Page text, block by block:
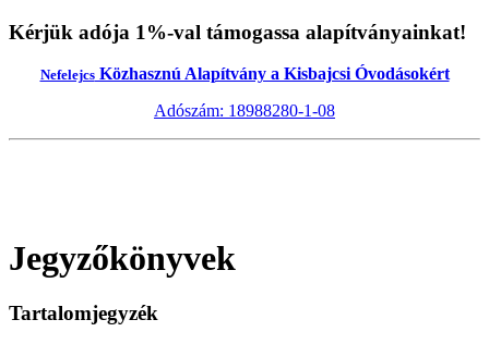
Kérjük adója 1%-val támogassa alapítványainkat!
NefelejcsKözhasznú Alapítvány a Kisbajcsi Óvodásokért
Adószám: 18988280-1-08
Jegyzőkönyvek
Tartalomjegyzék